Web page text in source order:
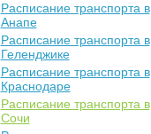
Расписание транспорта в
Анапе
Расписание транспорта в
Геленджике
Расписание транспорта в
Краснодаре
Расписание транспорта в
Сочи